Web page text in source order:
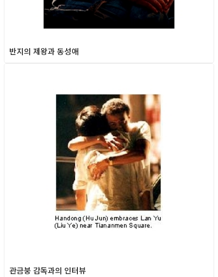
반지의 제왕과 동성애
관금붕 감독과의 인터뷰